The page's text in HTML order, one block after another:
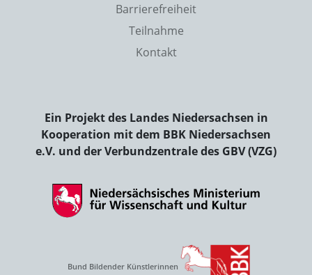
Barrierefreiheit
Teilnahme
Kontakt
Ein Projekt des Landes Niedersachsen in
Kooperation mit dem BBK Niedersachsen
e.V. und der Verbundzentrale des GBV (VZG)
Bund Bildender Künstlerinnen